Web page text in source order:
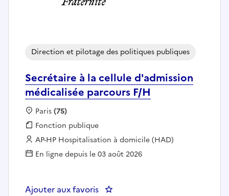
Secrétaire à la cellule d'admission
médicalisée parcours F/H
Direction et pilotage des politiques publiques
Localisation :
Paris(75)
Fonction publique :
Fonction publique
Employeur :
AP-HP Hospitalisation à domicile (HAD)
En ligne depuis le 03 août 2026
Ajouter aux favoris : Secrétaire à la cellule